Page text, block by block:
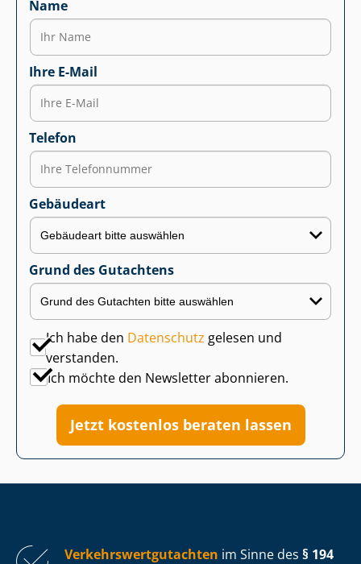
Name
Ihre E-Mail
Telefon
Gebäudeart
Grund des Gutachtens
Ich habe den Datenschutz gelesen und
verstanden.
Ich möchte den Newsletter abonnieren.
Jetzt kostenlos beraten lassen
Ver­kehrs­wert­gut­ach­ten im Sinne des § 194